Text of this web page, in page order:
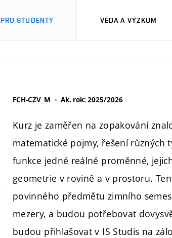
PRO STUDENTY VĚDA A VÝZKUM
FCH-CZV_M Ak. rok: 2025/2026
Kurz je zaměřen na zopakování
matematické pojmy, řešení různých
funkce jedné reálné proměnné,
geometrie v rovině a v prostoru.
povinného předmětu zimního
mezery, a budou potřebovat
budou přihlašovat v IS Studis na